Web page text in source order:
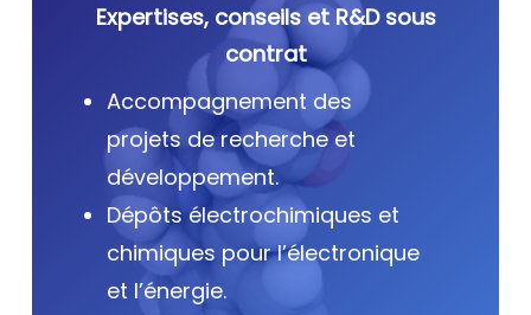
Expertises, conseils et R&D sous
contrat
Accompagnement des
projets de recherche et
développement.
Dépôts électrochimiques et
chimiques pour l’électronique
et l’énergie.